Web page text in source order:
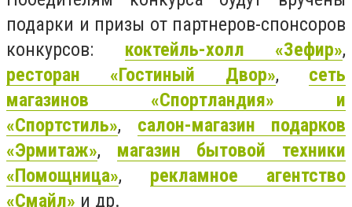
подарки и призы от партнеров-спонсоров
конкурсов: коктейль-холл «Зефир»,
ресторан «Гостиный Двор», сеть
магазинов «Спортландия» и
«Спортстиль», салон-магазин подарков
«Эрмитаж», магазин бытовой техники
«Помощница», рекламное агентство
«Смайл» и др.